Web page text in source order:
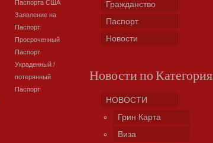
Паспорта США
Заявление на
Паспорт
Просроченный
Паспорт
Украденный /
потерянный
Паспорт
Гражданство
Паспорт
Новости
Новости по
НОВОСТИ
Грин Карта
Виза